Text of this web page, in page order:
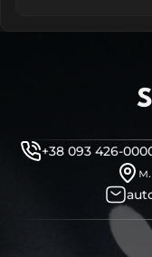
+38 093 426-